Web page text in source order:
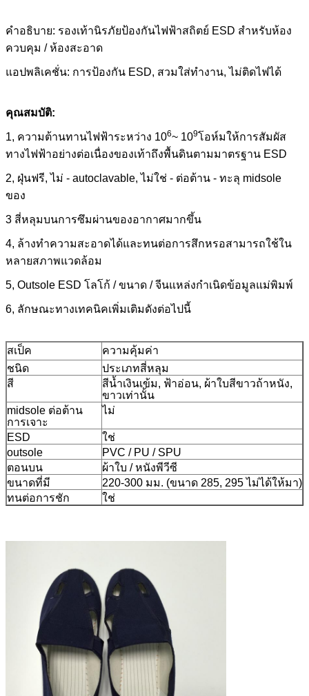
คำอธิบาย: รองเท้านิรภัยป้องกันไฟฟ้าสถิตย์ ESD สำหรับห้อง
ควบคุม / ห้องสะอาด
แอปพลิเคชั่น: การป้องกัน ESD, สวมใส่ทำงาน, ไม่ติดไฟได้
คุณสมบัติ:
1, ความต้านทานไฟฟ้าระหว่าง 106~ 109โอห์มให้การสัมผัส
ทางไฟฟ้าอย่างต่อเนื่องของเท้าถึงพื้นดินตามมาตรฐาน ESD
2, ฝุ่นฟรี, ไม่ - autoclavable, ไม่ใช่ - ต่อต้าน - ทะลุ midsole
ของ
3 สี่หลุมบนการซึมผ่านของอากาศมากขึ้น
4, ล้างทำความสะอาดได้และทนต่อการสึกหรอสามารถใช้ใน
หลายสภาพแวดล้อม
5, Outsole ESD โลโก้ / ขนาด / จีนแหล่งกำเนิดข้อมูลแม่พิมพ์
6, ลักษณะทางเทคนิคเพิ่มเติมดังต่อไปนี้
สเป็ค
ความคุ้มค่า
ชนิด
ประเภทสี่หลุม
สี
สีน้ำเงินเข้ม, ฟ้าอ่อน, ผ้าใบสีขาวถ้าหนัง,
ขาวเท่านั้น
midsole ต่อต้าน
การเจาะ
ไม่
ESD
ใช่
outsole
PVC / PU / SPU
ตอนบน
ผ้าใบ / หนังพีวีซี
ขนาดที่มี
220-300 มม. (ขนาด 285, 295 ไม่ได้ให้มา)
ทนต่อการชัก
ใช่